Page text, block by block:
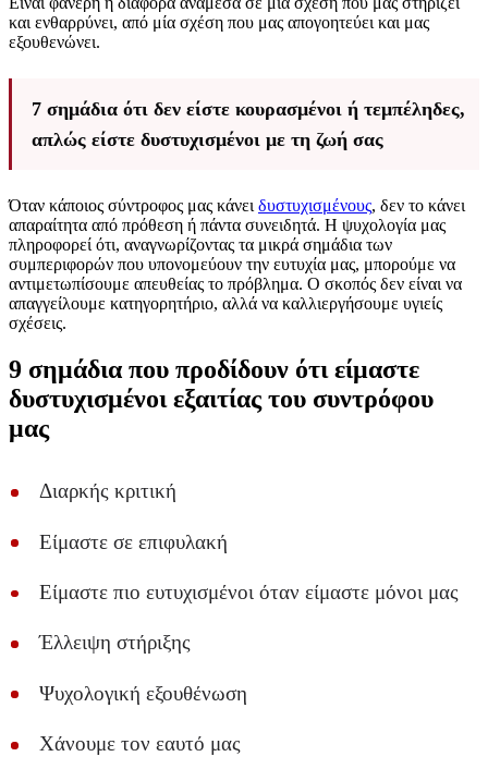
και ενθαρρύνει, από μία σχέση που μας απογοητεύει και μας
εξουθενώνει.
7 σημάδια ότι δεν είστε κουρασμένοι ή τεμπέληδες,
απλώς είστε δυστυχισμένοι με τη ζωή σας
Όταν κάποιος σύντροφος μας κάνει δυστυχισμένους, δεν το κάνει
απαραίτητα από πρόθεση ή πάντα συνειδητά. Η ψυχολογία μας
πληροφορεί ότι, αναγνωρίζοντας τα μικρά σημάδια των
συμπεριφορών που υπονομεύουν την ευτυχία μας, μπορούμε να
αντιμετωπίσουμε απευθείας το πρόβλημα. Ο σκοπός δεν είναι να
απαγγείλουμε κατηγορητήριο, αλλά να καλλιεργήσουμε υγιείς
σχέσεις.
9 σημάδια που προδίδουν ότι είμαστε
δυστυχισμένοι εξαιτίας του συντρόφου
μας
Διαρκής κριτική
Είμαστε σε επιφυλακή
Είμαστε πιο ευτυχισμένοι όταν είμαστε μόνοι μας
Έλλειψη στήριξης
Ψυχολογική εξουθένωση
Χάνουμε τον εαυτό μας